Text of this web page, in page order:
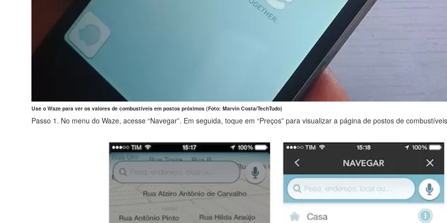
Use o Waze para ver os valores de combustíveis em postos próximos (Foto: Marvin Costa/TechTudo)
Passo 1. No menu do Waze, acesse “Navegar”. Em seguida, toque em “Preços” para visualizar a página de postos de